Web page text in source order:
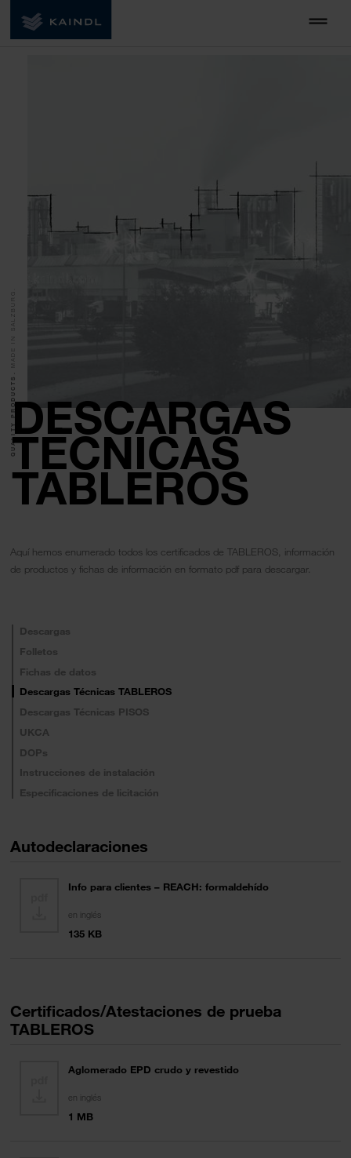
DESCARGAS
TÉCNICAS
TABLEROS
QUALITY PRODUCTS.
MADE IN SALZBURG.
Aquí hemos enumerado todos los certificados de TABLEROS, información
de productos y fichas de información en formato pdf para descargar.
Descargas
Folletos
Fichas de datos
Descargas Técnicas TABLEROS
Descargas Técnicas PISOS
UKCA
DOPs
Instrucciones de instalación
Especificaciones de licitación
Autodeclaraciones
Info para clientes – REACH: formaldehído
en inglés
135 KB
Certificados/Atestaciones de prueba
TABLEROS
Aglomerado EPD crudo y revestido
en inglés
1 MB